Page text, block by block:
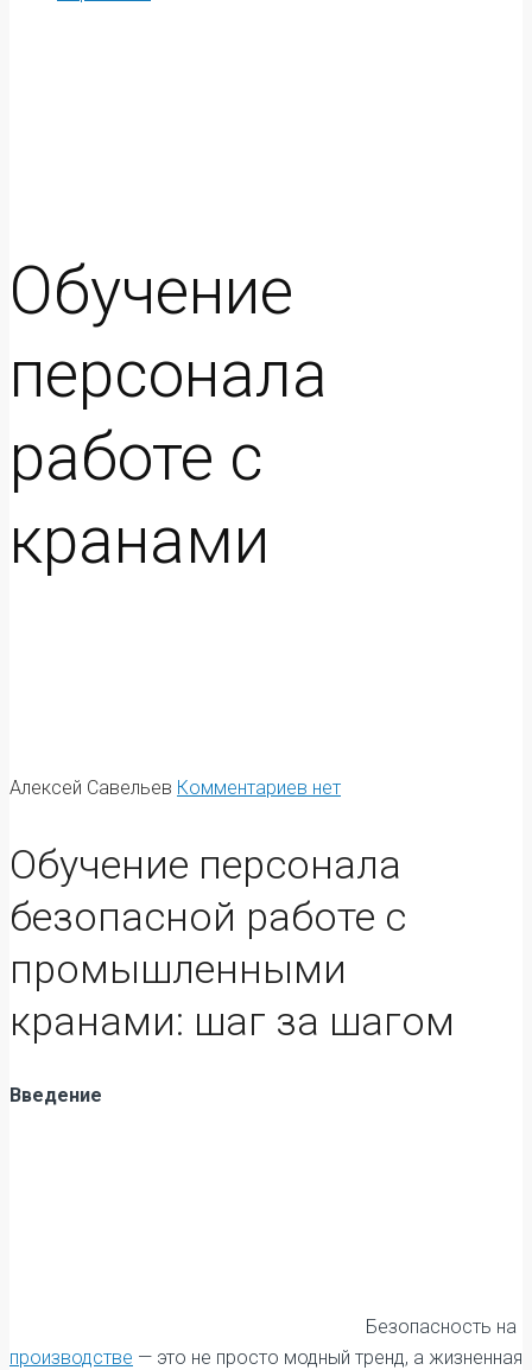
Обучение
персонала
работе с
кранами
Алексей Савельев Комментариев нет
Обучение персонала
безопасной работе с
промышленными
кранами: шаг за шагом
Введение
Безопасность на
производстве — это не просто модный тренд, а жизненная